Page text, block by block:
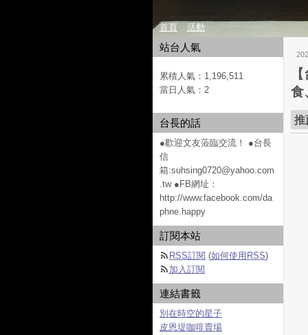
首頁 活動
食
推
站台人氣
累積人氣： 1,196,511
當日人氣： 2
台長的話
●歡迎文友蒞臨交流！ ●台長
信
箱:suhsing0720@yahoo.com
.tw ●FB網址：
http://www.facebook.com/da
phne.happy
訂閱本站
RSS訂閱 (如何使用RSS)
加入訂閱
連結書籤
別在時空的星子
皮恩堤咖啡賣場